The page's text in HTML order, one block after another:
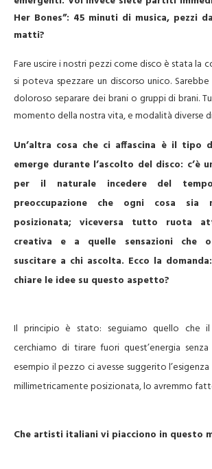
Her Bones”: 45 minuti di musica, pezzi
matti?
Fare uscire i nostri pezzi come disco è stata la
si poteva spezzare un discorso unico.
doloroso separare dei brani o gruppi di brani.
momento della nostra vita, e modalità diverse
Un’altra cosa che ci affascina è il tipo
emerge durante l’ascolto del disco: c’è
per il naturale incedere del
preoccupazione che ogni cosa sia
posizionata; viceversa tutto ruota
creativa e a quelle sensazioni che
suscitare a chi ascolta. Ecco la
chiare le idee su questo aspetto?
Il principio è stato: seguiamo quello che
cerchiamo di tirare fuori quest’energia
esempio il pezzo ci avesse suggerito
millimetricamente posizionata, lo avremmo
Che artisti italiani vi piacciono in questo